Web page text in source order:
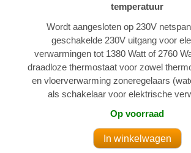
temperatuur
Wordt aangesloten op 230V
geschakelde 230V uitgang voor
verwarmingen tot 1380 Watt of 2760
draadloze thermostaat voor zowel
en vloerverwarming zoneregelaars
als schakelaar voor elektrische
Op voorraad